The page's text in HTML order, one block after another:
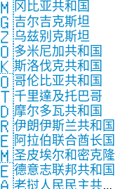
冈比亚共和国
吉尔吉克斯坦
乌兹别克斯坦
多米尼加共和国
斯洛伐克共和国
哥伦比亚共和国
千里達及托巴哥
摩尔多瓦共和国
伊朗伊斯兰共和国
阿拉伯联合酋长国
圣皮埃尔和密克隆
德意志联邦共和国
老挝人民民主共和